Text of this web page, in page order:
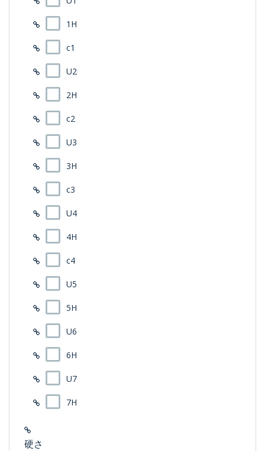
1H
c1
U2
2H
c2
U3
3H
c3
U4
4H
c4
U5
5H
U6
6H
U7
7H
硬さ